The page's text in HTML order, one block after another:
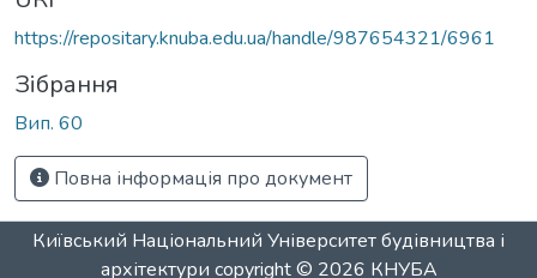
https://repositary.knuba.edu.ua/handle/987654321/6961
Зібрання
Вип. 60
Повна інформація про документ
Київський Національний Університет будівництва і
архітектури copyright © 2026 КНУБА